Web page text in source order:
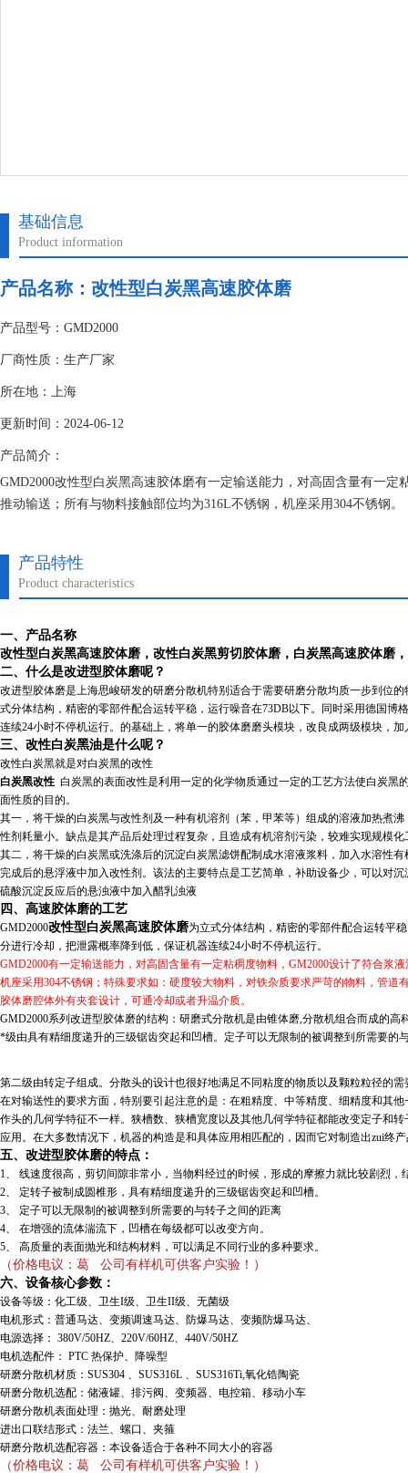
基础信息
Product information
产品名称：改性型白炭黑高速胶体磨
产品型号：GMD2000
厂商性质：生产厂家
所在地：上海
更新时间：2024-06-12
产品简介：
GMD2000改性型白炭黑高速胶体磨有一定输送能力，对高固含量有一
推动输送；所有与物料接触部位均为316L不锈钢，机座采用304不锈钢。
产品特性
Product characteristics
一、产品名称
改性型白炭黑高速胶体磨 ，改性白炭黑剪切胶体磨，白炭黑高速胶体磨
二、什么是改进型胶体磨呢？
改进型胶体磨是上海思峻研发的研磨分散机特别适合于需要研磨分散均质一步到位
式分体结构，精密的零部件配合运转平稳，运行噪音在73DB以下。同时采用德国
连续24小时不停机运行。的基础上，将单一的胶体磨磨头模块，改良成两级模块，
三、改性白炭黑油是什么呢？
改性白炭黑就是对白炭黑的改性
白炭黑改性 白炭黑的表面改性是利用一定的化学物质通过一定的工艺方法使白炭
面性质的目的。
其一，将干燥的白炭黑与改性剂及一种有机溶剂（苯，甲苯等）组成的溶液加热煮
性剂耗量小。缺点是其产品后处理过程复杂，且造成有机溶剂污染，较难实现规模化
其二，将干燥的白炭黑或洗涤后的沉淀白炭黑滤饼配制成水溶液浆料，加入水溶性
完成后的悬浮液中加入改性剂。该法的主要特点是工艺简单，补助设备少，可以对
硫酸沉淀反应后的悬浊液中加入醋乳浊液
四、高速胶体磨的工艺
GMD2000改性型白炭黑高速胶体磨为立式分体结构，精密的零部件配合运转平
分进行冷却，把泄露概率降到低，保证机器连续24小时不停机运行。
GMD2000有一定输送能力，对高固含量有一定粘稠度物料，GM2000设计了符合浆
机座采用304不锈钢；特殊要求如：硬度较大物料，对铁杂质要求严苛的物料，管
胶体磨腔体外有夹套设计，可通冷却或者升温介质。
GMD2000系列改进型胶体磨的结构：研磨式分散机是由锥体磨,分散机组合而成的高
*级由具有精细度递升的三级锯齿突起和凹槽。定子可以无限制的被调整到所需要
第二级由转定子组成。分散头的设计也很好地满足不同粘度的物质以及颗粒粒径的
在对输送性的要求方面，特别要引起注意的是：在粗精度、中等精度、细精度和其
作头的几何学特征不一样。狭槽数、狭槽宽度以及其他几何学特征都能改变定子和
应用。在大多数情况下，机器的构造是和具体应用相匹配的，因而它对制造出zui终
五、改进型胶体磨的特点：
1、 线速度很高，剪切间隙非常小，当物料经过的时候，形成的摩擦力就比较剧烈，
2、 定转子被制成圆椎形，具有精细度递升的三级锯齿突起和凹槽。
3、 定子可以无限制的被调整到所需要的与转子之间的距离
4、 在增强的流体湍流下，凹槽在每级都可以改变方向。
5、 高质量的表面抛光和结构材料，可以满足不同行业的多种要求。
（价格电议：葛 公司有样机可供客户实验！）
六、设备核心参数：
设备等级：化工级、卫生I级、卫生II级、无菌级
电机形式：普通马达、变频调速马达、防爆马达、变频防爆马达、
电源选择： 380V/50HZ、220V/60HZ、440V/50HZ
电机选配件： PTC 热保护、降噪型
研磨分散机材质：SUS304 、SUS316L 、SUS316Ti,氧化锆陶瓷
研磨分散机选配：储液罐、排污阀、变频器、电控箱、移动小车
研磨分散机表面处理：抛光、耐磨处理
进出口联结形式：法兰、螺口、夹箍
研磨分散机选配容器：本设备适合于各种不同大小的容器
（价格电议：葛 公司有样机可供客户实验！）